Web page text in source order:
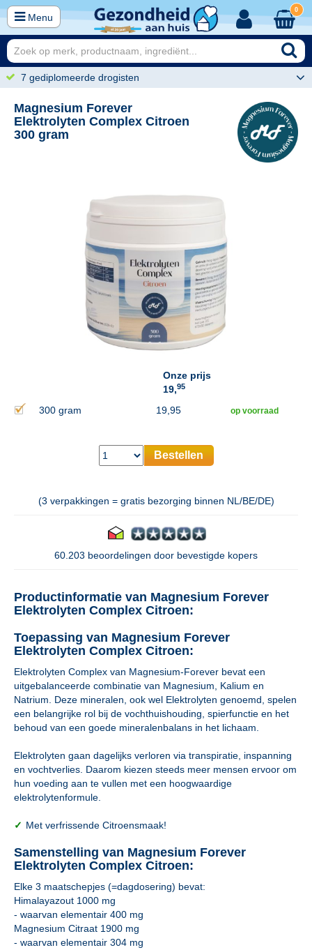
Menu
0
7 gediplomeerde drogisten
Magnesium Forever
Elektrolyten Complex Citroen
300 gram
Onze prijs
19,95
300 gram 19,95 op voorraad
Bestellen
(3 verpakkingen = gratis bezorging binnen NL/BE/DE)
60.203 beoordelingen door bevestigde kopers
Productinformatie van Magnesium Forever
Elektrolyten Complex Citroen:
Toepassing van Magnesium Forever
Elektrolyten Complex Citroen:
Elektrolyten Complex van Magnesium-Forever bevat een
uitgebalanceerde combinatie van Magnesium, Kalium en
Natrium. Deze mineralen, ook wel Elektrolyten genoemd, spelen
een belangrijke rol bij de vochthuishouding, spierfunctie en het
behoud van een goede mineralenbalans in het lichaam.
Elektrolyten gaan dagelijks verloren via transpiratie, inspanning
en vochtverlies. Daarom kiezen steeds meer mensen ervoor om
hun voeding aan te vullen met een hoogwaardige
elektrolytenformule.
✓ Met verfrissende Citroensmaak!
Samenstelling van Magnesium Forever
Elektrolyten Complex Citroen:
Elke 3 maatschepjes (=dagdosering) bevat:
Himalayazout 1000 mg
- waarvan elementair 400 mg
Magnesium Citraat 1900 mg
- waarvan elementair 304 mg